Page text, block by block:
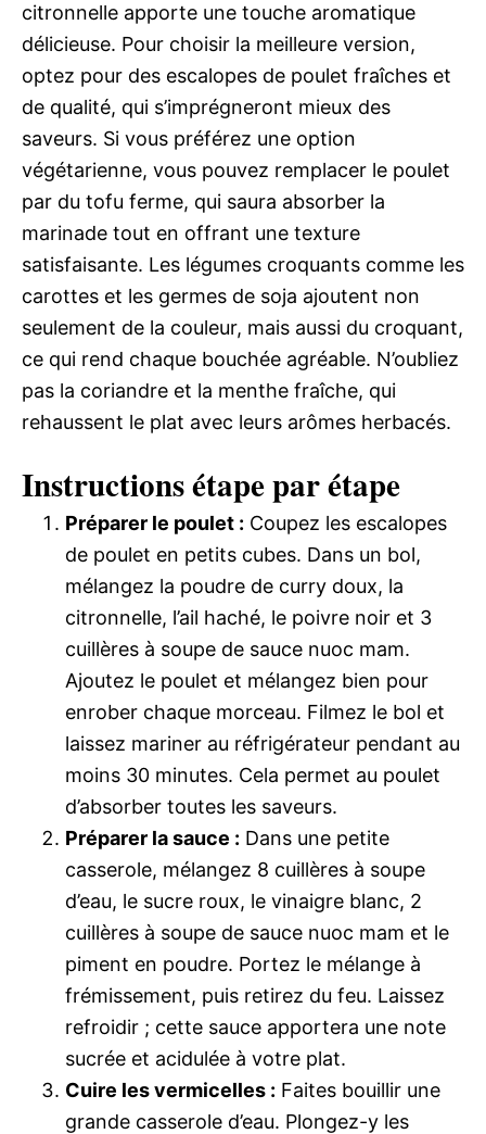
citronnelle apporte une touche aromatique
délicieuse. Pour choisir la meilleure version,
optez pour des escalopes de poulet fraîches et
de qualité, qui s’imprégneront mieux des
saveurs. Si vous préférez une option
végétarienne, vous pouvez remplacer le poulet
par du tofu ferme, qui saura absorber la
marinade tout en offrant une texture
satisfaisante. Les légumes croquants comme les
carottes et les germes de soja ajoutent non
seulement de la couleur, mais aussi du croquant,
ce qui rend chaque bouchée agréable. N’oubliez
pas la coriandre et la menthe fraîche, qui
rehaussent le plat avec leurs arômes herbacés.
Instructions étape par étape
Préparer le poulet : Coupez les escalopes
de poulet en petits cubes. Dans un bol,
mélangez la poudre de curry doux, la
citronnelle, l’ail haché, le poivre noir et 3
cuillères à soupe de sauce nuoc mam.
Ajoutez le poulet et mélangez bien pour
enrober chaque morceau. Filmez le bol et
laissez mariner au réfrigérateur pendant au
moins 30 minutes. Cela permet au poulet
d’absorber toutes les saveurs.
Préparer la sauce : Dans une petite
casserole, mélangez 8 cuillères à soupe
d’eau, le sucre roux, le vinaigre blanc, 2
cuillères à soupe de sauce nuoc mam et le
piment en poudre. Portez le mélange à
frémissement, puis retirez du feu. Laissez
refroidir ; cette sauce apportera une note
sucrée et acidulée à votre plat.
Cuire les vermicelles : Faites bouillir une
grande casserole d’eau. Plongez-y les